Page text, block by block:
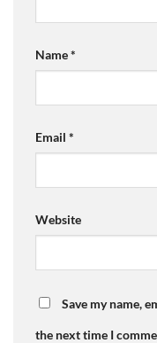
Name*
Email *
Website
Save my name,
the next time I